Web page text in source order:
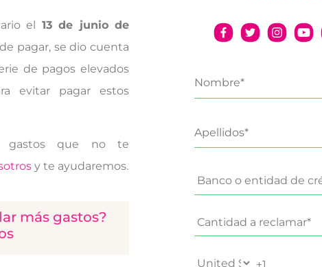
el 13 de junio de
pagar, se dio cuenta
de pagos elevados
evitar pagar estos
gastos que no te
y te ayudaremos.
más gastos?